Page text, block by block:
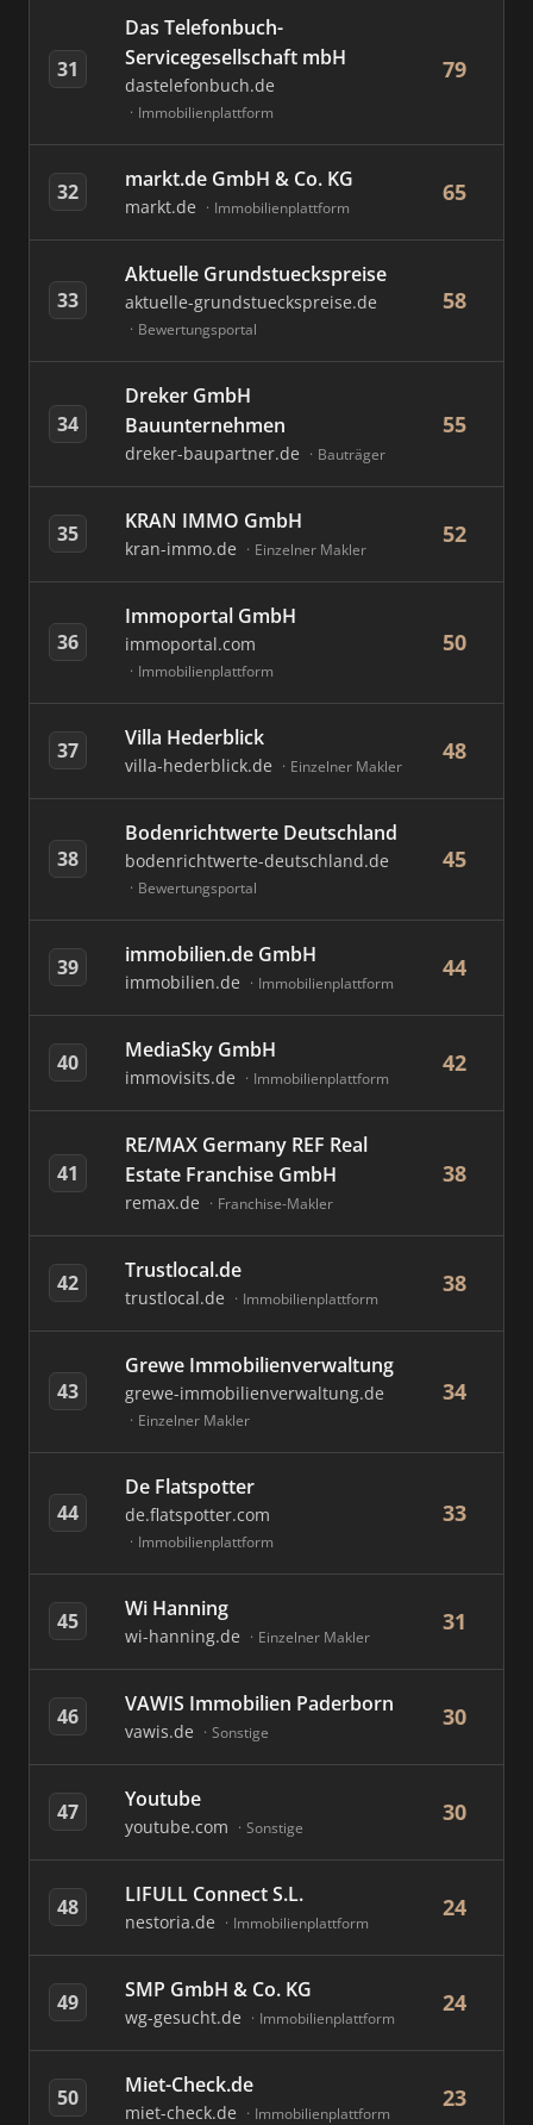
31
Das Telefonbuch-
Servicegesellschaft mbH
dastelefonbuch.de
Immobilienplattform
79
32 markt.de GmbH & Co. KG
markt.de Immobilienplattform
65
33
Aktuelle Grundstueckspreise
aktuelle-grundstueckspreise.de
Bewertungsportal
58
34
Dreker GmbH
Bauunternehmen
dreker-baupartner.de Bauträger
55
35 KRAN IMMO GmbH
kran-immo.de Einzelner Makler
52
36
Immoportal GmbH
immoportal.com
Immobilienplattform
50
37 Villa Hederblick
villa-hederblick.de Einzelner Makler
48
38
Bodenrichtwerte Deutschland
bodenrichtwerte-deutschland.de
Bewertungsportal
45
39 immobilien.de GmbH
immobilien.de Immobilienplattform
44
40 MediaSky GmbH
immovisits.de Immobilienplattform
42
41
RE/MAX Germany REF Real
Estate Franchise GmbH
remax.de Franchise-Makler
38
42 Trustlocal.de
trustlocal.de Immobilienplattform
38
43
Grewe Immobilienverwaltung
grewe-immobilienverwaltung.de
Einzelner Makler
34
44
De Flatspotter
de.flatspotter.com
Immobilienplattform
33
45 Wi Hanning
wi-hanning.de Einzelner Makler
31
46 VAWIS Immobilien Paderborn
vawis.de Sonstige
30
47 Youtube
youtube.com Sonstige
30
48 LIFULL Connect S.L.
nestoria.de Immobilienplattform
24
49 SMP GmbH & Co. KG
wg-gesucht.de Immobilienplattform
24
50 Miet-Check.de
miet-check.de Immobilienplattform
23